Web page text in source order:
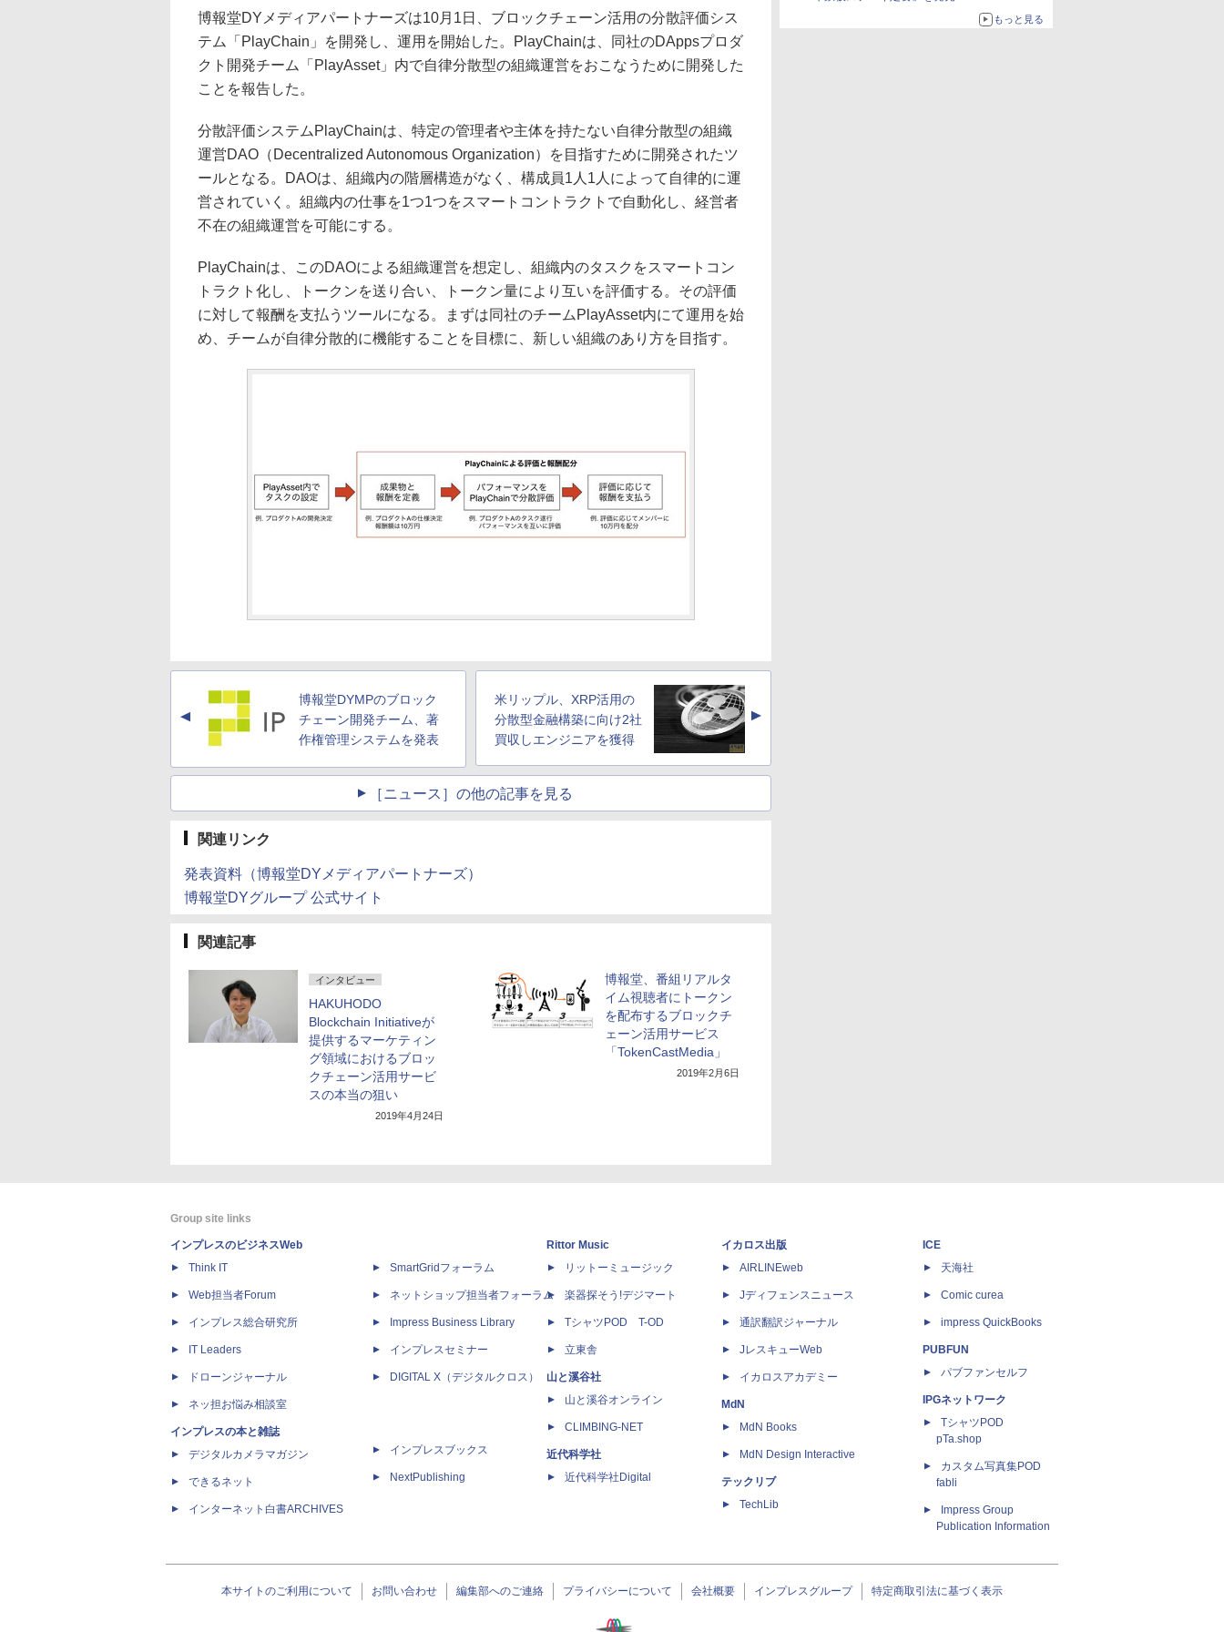
もっと見る
博報堂DYメディアパートナーズは10月1日、ブロックチェーン活用の分散評価シス
テム「PlayChain」を開発し、運用を開始した。PlayChainは、同社のDAppsプロダ
クト開発チーム「PlayAsset」内で自律分散型の組織運営をおこなうために開発した
ことを報告した。
分散評価システムPlayChainは、特定の管理者や主体を持たない自律分散型の組織
運営DAO（Decentralized Autonomous Organization）を目指すために開発されたツ
ールとなる。DAOは、組織内の階層構造がなく、構成員1人1人によって自律的に運
営されていく。組織内の仕事を1つ1つをスマートコントラクトで自動化し、経営者
不在の組織運営を可能にする。
PlayChainは、このDAOによる組織運営を想定し、組織内のタスクをスマートコン
トラクト化し、トークンを送り合い、トークン量により互いを評価する。その評価
に対して報酬を支払うツールになる。まずは同社のチームPlayAsset内にて運用を始
め、チームが自律分散的に機能することを目標に、新しい組織のあり方を目指す。
▲
博報堂DYMPのブロック
チェーン開発チーム、著
作権管理システムを発表
米リップル、XRP活用の
分散型金融構築に向け2社
買収しエンジニアを獲得
▲
［ニュース］の他の記事を見る
関連リンク
発表資料（博報堂DYメディアパートナーズ）
博報堂DYグループ 公式サイト
関連記事
インタビュー
HAKUHODO
Blockchain Initiativeが
提供するマーケティン
グ領域におけるブロッ
クチェーン活用サービ
スの本当の狙い
2019年4月24日
博報堂、番組リアルタ
イム視聴者にトークン
を配布するブロックチ
ェーン活用サービス
「TokenCastMedia」
2019年2月6日
Group site links
インプレスのビジネスWeb
Think IT
Web担当者Forum
インプレス総合研究所
IT Leaders
ドローンジャーナル
ネッ担お悩み相談室
インプレスの本と雑誌
デジタルカメラマガジン
できるネット
インターネット白書ARCHIVES
SmartGridフォーラム
ネットショップ担当者フォーラム
Impress Business Library
インプレスセミナー
DIGITAL X（デジタルクロス）
インプレスブックス
NextPublishing
Rittor Music
リットーミュージック
楽器探そう!デジマート
TシャツPOD T-OD
立東舎
山と溪谷社
山と溪谷オンライン
CLIMBING-NET
近代科学社
近代科学社Digital
イカロス出版
AIRLINEweb
Jディフェンスニュース
通訳翻訳ジャーナル
JレスキューWeb
イカロスアカデミー
MdN
MdN Books
MdN Design Interactive
テックリブ
TechLib
ICE
天海社
Comic curea
impress QuickBooks
PUBFUN
パブファンセルフ
IPGネットワーク
TシャツPOD
pTa.shop
カスタム写真集POD
fabli
Impress Group
Publication Information
本サイトのご利用について お問い合わせ 編集部へのご連絡 プライバシーについて 会社概要 インプレスグループ 特定商取引法に基づく表示